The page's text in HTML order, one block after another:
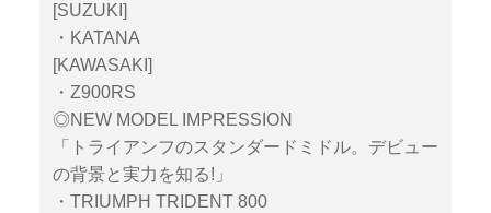
[SUZUKI]
・KATANA
[KAWASAKI]
・Z900RS
◎NEW MODEL IMPRESSION
「トライアンフのスタンダードミドル。デビュー
の背景と実力を知る!」
・TRIUMPH TRIDENT 800